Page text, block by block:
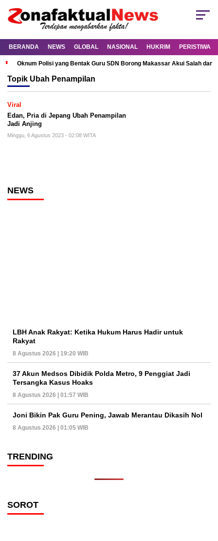
BERANDA NEWS GLOBAL NASIONAL HUKRIM PERISTIWA
Oknum Polisi yang Bentak Guru SDN Borong Makassar Akui Salah dan
Topik Ubah Penampilan
Viral
Edan, Pria di Jepang Ubah Penampilan
Jadi Anjing
Minggu, 6 Agustus 2023 - 02:08 WITA
NEWS
LBH Anak Rakyat: Ketika Hukum Harus Hadir untuk
Rakyat
8 Agustus 2026 | 19:20 WIB
37 Akun Medsos Dibidik Polda Metro, 9 Penggiat Jadi
Tersangka Kasus Hoaks
8 Agustus 2026 | 01:57 WIB
Joni Bikin Pak Guru Pening, Jawab Merantau Dikasih Nol
8 Agustus 2026 | 01:05 WIB
TRENDING
SOROT